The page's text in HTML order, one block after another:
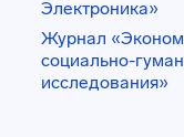
Электроника»
Журнал
социально-
исследования»